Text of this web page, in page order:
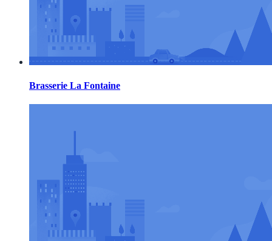
Brasserie La Fontaine